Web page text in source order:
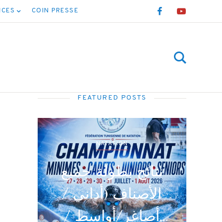
COIN PRESSE
FEATURED POSTS
NATATION
برنامج نهائيات جميع
الأصناف